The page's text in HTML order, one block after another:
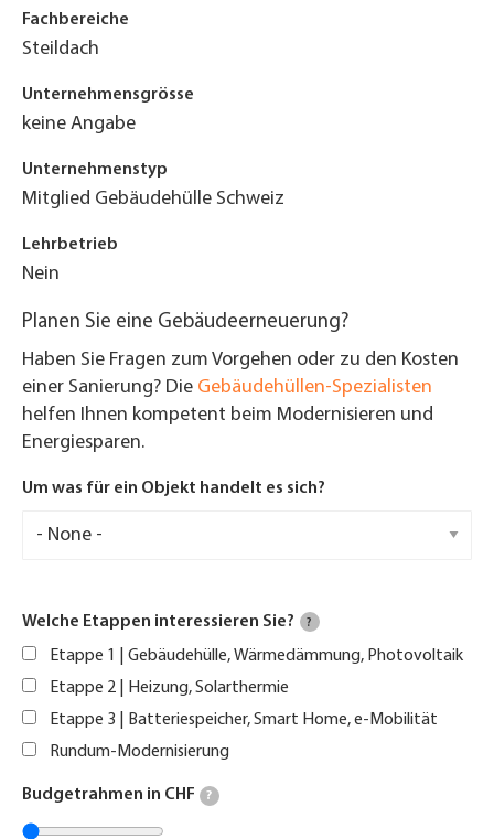
Fachbereiche
Steildach
Unternehmensgrösse
keine Angabe
Unternehmenstyp
Mitglied Gebäudehülle Schweiz
Lehrbetrieb
Nein
Planen Sie eine Gebäudeerneuerung?
Haben Sie Fragen zum Vorgehen oder zu den Kosten
einer Sanierung? Die Gebäudehüllen-Spezialisten
helfen Ihnen kompetent beim Modernisieren und
Energiesparen.
Um was für ein Objekt handelt es sich?
Welche Etappen interessieren Sie? ?
Etappe 1 | Gebäudehülle, Wärmedämmung, Photovoltaik
Etappe 2 | Heizung, Solarthermie
Etappe 3 | Batteriespeicher, Smart Home, e-Mobilität
Rundum-Modernisierung
Budgetrahmen in CHF ?